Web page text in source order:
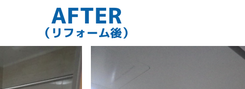
AFTER
（リフォーム後）